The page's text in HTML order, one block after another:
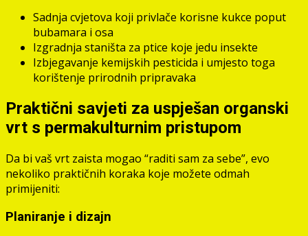
Sadnja cvjetova koji privlače korisne kukce poput
bubamara i osa
Izgradnja staništa za ptice koje jedu insekte
Izbjegavanje kemijskih pesticida i umjesto toga
korištenje prirodnih pripravaka
Praktični savjeti za uspješan organski
vrt s permakulturnim pristupom
Da bi vaš vrt zaista mogao “raditi sam za sebe”, evo
nekoliko praktičnih koraka koje možete odmah
primijeniti:
Planiranje i dizajn